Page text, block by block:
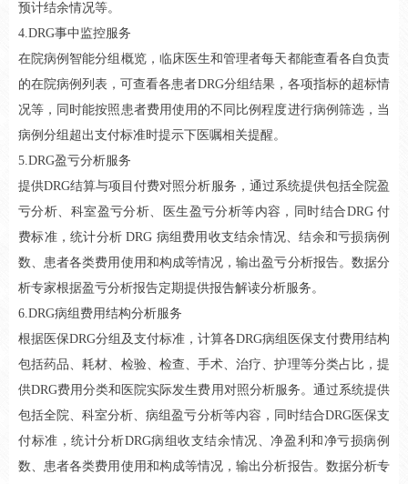
预计结余情况等。
4.DRG事中监控服务
在院病例智能分组概览，临床医生和管理者每天都能查看各自负责
的在院病例列表，可查看各患者DRG分组结果，各项指标的超标情
况等，同时能按照患者费用使用的不同比例程度进行病例筛选，当
病例分组超出支付标准时提示下医嘱相关提醒。
5.DRG盈亏分析服务
提供DRG结算与项目付费对照分析服务，通过系统提供包括全院盈
亏分析、科室盈亏分析、医生盈亏分析等内容，同时结合DRG 付
费标准，统计分析 DRG 病组费用收支结余情况、结余和亏损病例
数、患者各类费用使用和构成等情况，输出盈亏分析报告。数据分
析专家根据盈亏分析报告定期提供报告解读分析服务。
6.DRG病组费用结构分析服务
根据医保DRG分组及支付标准，计算各DRG病组医保支付费用结构
包括药品、耗材、检验、检查、手术、治疗、护理等分类占比，提
供DRG费用分类和医院实际发生费用对照分析服务。通过系统提供
包括全院、科室分析、病组盈亏分析等内容，同时结合DRG医保支
付标准，统计分析DRG病组收支结余情况、净盈利和净亏损病例
数、患者各类费用使用和构成等情况，输出分析报告。数据分析专